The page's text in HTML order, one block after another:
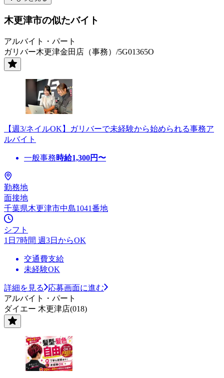
木更津市の似たバイト
アルバイト・パート
ガリバー木更津金田店（事務）/5G01365O
【週3/ネイルOK】ガリバーで未経験から始められる事務ア
ルバイト
一般事務時給1,300円〜
勤務地
面接地
千葉県木更津市中島1041番地
シフト
1日7時間 週3日からOK
交通費支給
未経験OK
詳細を見る
応募画面に進む
アルバイト・パート
ダイエー 木更津店(018)